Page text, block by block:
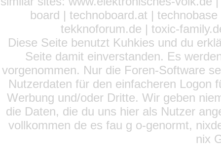
board | technoboard.at |
tekknoforum.de | toxic-
Diese Seite benutzt Kuhkies und du
Seite damit einverstanden. Es
vorgenommen. Nur die Foren-Software
Nutzerdaten für den einfacheren Logon
Werbung und/oder Dritte. Wir geben
die Daten, die du uns hier als Nutzer
vollkommen de es fau g o-genormt,
nix